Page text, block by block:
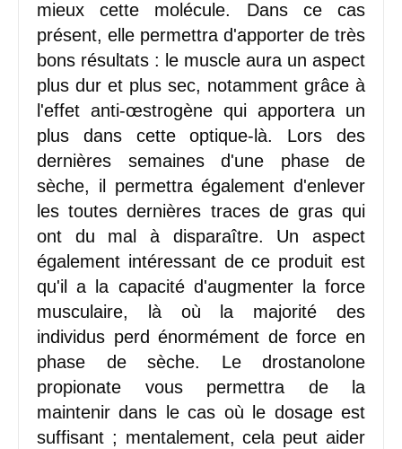
mieux cette molécule. Dans ce cas
présent, elle permettra d'apporter de très
bons résultats : le muscle aura un aspect
plus dur et plus sec, notamment grâce à
l'effet anti-œstrogène qui apportera un
plus dans cette optique-là. Lors des
dernières semaines d'une phase de
sèche, il permettra également d'enlever
les toutes dernières traces de gras qui
ont du mal à disparaître. Un aspect
également intéressant de ce produit est
qu'il a la capacité d'augmenter la force
musculaire, là où la majorité des
individus perd énormément de force en
phase de sèche. Le drostanolone
propionate vous permettra de la
maintenir dans le cas où le dosage est
suffisant ; mentalement, cela peut aider